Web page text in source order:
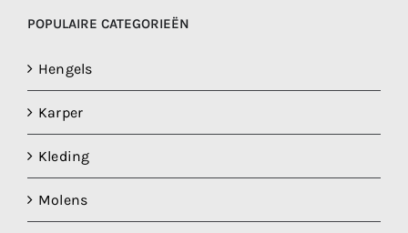
POPULAIRE CATEGORIEËN
Hengels
Karper
Kleding
Molens